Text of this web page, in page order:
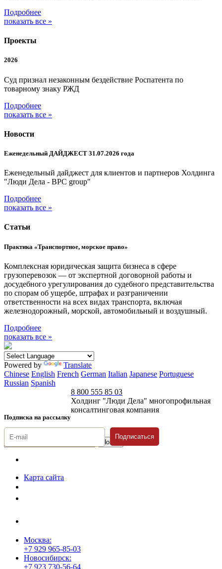
Подробнее
показать все »
Проекты
2026
Суд признал незаконным бездействие Роспатента по
товарному знаку РЖД
Подробнее
показать все »
Новости
Еженедельный ДАЙДЖЕСТ 31.07.2026 года
Еженедельный дайджест для клиентов и партнеров Холдинга
"Люди Дела - BPC group"
Подробнее
показать все »
Статьи
Практика «Транспортное, морское право»
Комплексная юридическая защита бизнеса в сфере
грузоперевозок — от экспертной договорной работы и
досудебного урегулирования до судебного представительства
по спорам об ущербе, штрафах и разграничении
ответственности на всех видах транспорта, включая
железнодорожный, морской, автомобильный и воздушный.
Подробнее
показать все »
Powered by
Translate
Chinese English French German Italian Japanese Portuguese
Russian Spanish
Подписка на рассылку
8 800 555 85 03
Холдинг "Люди Дела" многопрофильная
консалтинговая компания
Подписаться
Карта сайта
Москва:
+7 929 965-85-03
Новосибирск:
+7 923 730-56-64